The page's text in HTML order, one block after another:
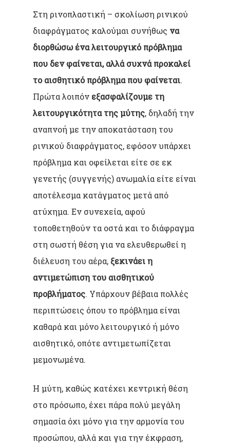
Στη ρινοπλαστική – σκολίωση ρινικού
διαφράγματος καλούμαι συνήθως να
διορθώσω ένα λειτουργικό πρόβλημα
που δεν φαίνεται, αλλά συχνά προκαλεί
το αισθητικό πρόβλημα που φαίνεται.
Πρώτα λοιπόν εξασφαλίζουμε τη
λειτουργικότητα της μύτης, δηλαδή την
αναπνοή με την αποκατάσταση του
ρινικού διαφράγματος, εφόσον υπάρχει
πρόβλημα και οφείλεται είτε σε εκ
γενετής (συγγενής) ανωμαλία είτε είναι
αποτέλεσμα κατάγματος μετά από
ατύχημα. Εν συνεχεία, αφού
τοποθετηθούν τα οστά και το διάφραγμα
στη σωστή θέση για να ελευθερωθεί η
διέλευση του αέρα, ξεκινάει η
αντιμετώπιση του αισθητικού
προβλήματος. Υπάρχουν βέβαια πολλές
περιπτώσεις όπου το πρόβλημα είναι
καθαρά και μόνο λειτουργικό ή μόνο
αισθητικό, οπότε αντιμετωπίζεται
μεμονωμένα.
Η μύτη, καθώς κατέχει κεντρική θέση
στο πρόσωπο, έχει πάρα πολύ μεγάλη
σημασία όχι μόνο για την αρμονία του
προσώπου, αλλά και για την έκφραση,